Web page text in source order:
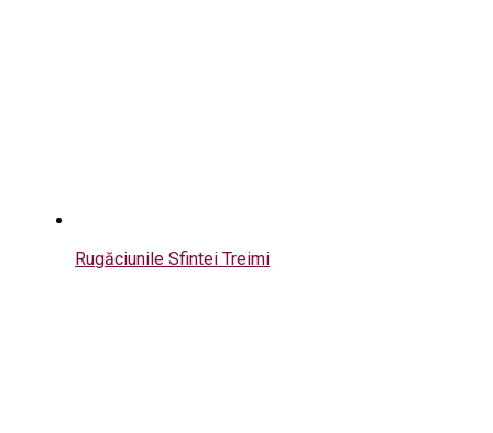
Rugăciunile Sfintei Treimi